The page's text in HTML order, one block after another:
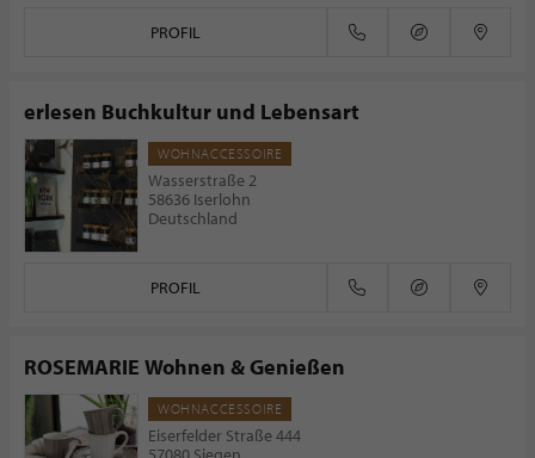
PROFIL
erlesen Buchkultur und Lebensart
WOHNACCESSOIRE
Wasserstraße 2
58636 Iserlohn
Deutschland
PROFIL
ROSEMARIE Wohnen & Genießen
WOHNACCESSOIRE
Eiserfelder Straße 444